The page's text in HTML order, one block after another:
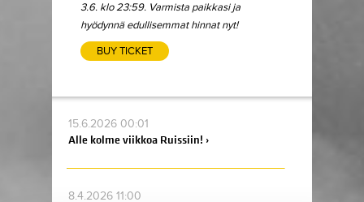
3.6. klo 23:59. Varmista paikkasi ja
hyödynnä edullisemmat hinnat nyt!
BUY TICKET
15.6.2026 00:01
Alle kolme viikkoa Ruissiin! ›
8.4.2026 11:00